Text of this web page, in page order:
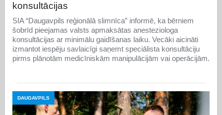
konsultācijas
SIA “Daugavpils reģionālā slimnīca” informē, ka bērniem
šobrīd pieejamas valsts apmaksātas anesteziologa
konsultācijas ar minimālu gaidīšanas laiku. Vecāki aicināti
izmantot iespēju savlaicīgi saņemt speciālista konsultāciju
pirms plānotām medicīniskām manipulācijām vai operācijām.
DAUGAVPILS